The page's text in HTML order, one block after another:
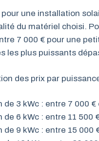
pour une installation
du matériel choisi.
7 000 € pour une
les plus puissants
des prix par
de 3 kWc : entre 7 000 €
de 6 kWc : entre 11 500
de 9 kWc : entre 15 000